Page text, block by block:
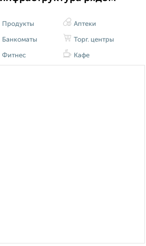
Продукты
Банкоматы
Фитнес
Аптеки
Торг. центры
Кафе